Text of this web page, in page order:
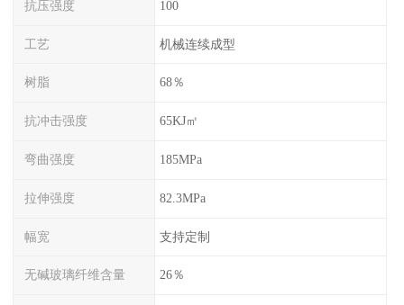
抗压强度 100
工艺 机械连续成型
树脂 68％
抗冲击强度 65KJ㎡
弯曲强度 185MPa
拉伸强度 82.3MPa
幅宽 支持定制
无碱玻璃纤维含量 26％